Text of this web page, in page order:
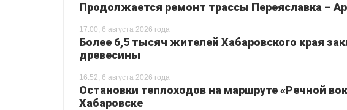
Продолжается ремонт трассы Переяславка –
17:00, 6 августа 2026 года
Более 6,5 тысяч жителей Хабаровского края
древесины
16:52, 6 августа 2026 года
Остановки теплоходов на маршруте «Речной
Хабаровске